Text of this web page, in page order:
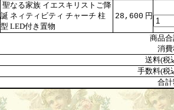
聖なる家族 イエスキリストご降
誕 ネィティビティ チャーチ 柱
型 LED付き置物
28,600 円
商品
消
送料(税
手数料(税
合